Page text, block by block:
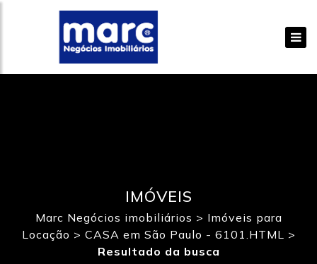
IMÓVEIS
Marc Negócios imobiliários > Imóveis para
Locação > CASA em São Paulo - 6101.HTML >
Resultado da busca